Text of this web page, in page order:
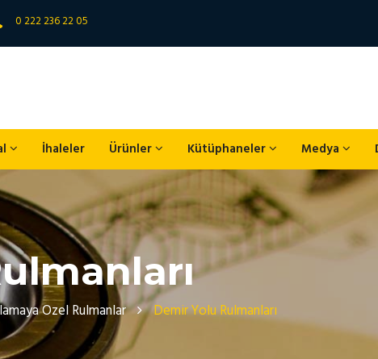
0 222 236 22 05
İhaleler Ürünler Kütüphaneler Medya
Ozel Rulmanlar Demir Yolu Rulmanları